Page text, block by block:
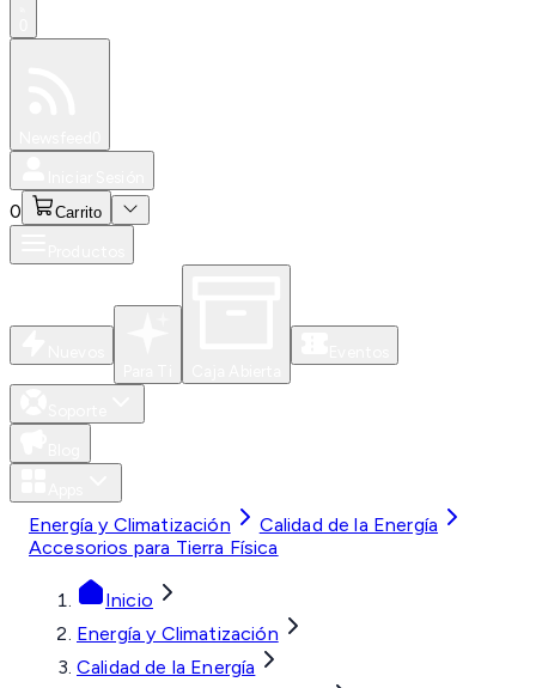
0 Carrito
Energía y Climatización
Calidad de la Energía
Accesorios para Tierra Física
Inicio
Energía y Climatización
Calidad de la Energía